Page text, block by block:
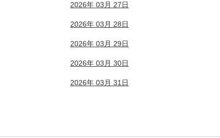
2026年 03月 27日
2026年 03月 28日
2026年 03月 29日
2026年 03月 30日
2026年 03月 31日